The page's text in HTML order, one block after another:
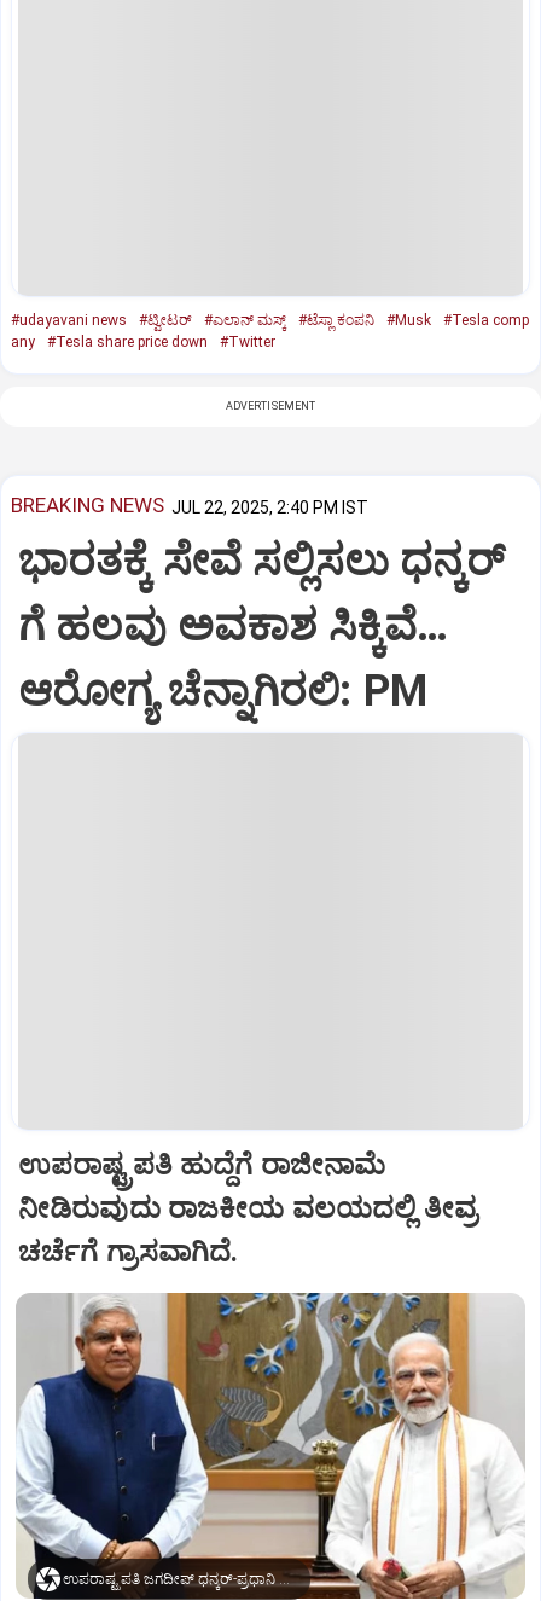
#udayavani news #ಟ್ವೀಟರ್‌ #ಎಲಾನ್‌ ಮಸ್ಕ್ #ಟೆಸ್ಲಾ ಕಂಪನಿ #Musk
#Tesla comp
any
#Tesla share price down #Twitter
ADVERTISEMENT
BREAKING NEWS JUL 22, 2025, 2:40 PM IST
ಭಾರತಕ್ಕೆ ಸೇವೆ ಸಲ್ಲಿಸಲು ಧನ್ಕರ್‌
ಗೆ ಹಲವು ಅವಕಾಶ ಸಿಕ್ಕಿವೆ…
ಆರೋಗ್ಯ ಚೆನ್ನಾಗಿರಲಿ: PM
ಉಪರಾಷ್ಟ್ರಪತಿ ಹುದ್ದೆಗೆ ರಾಜೀನಾಮೆ
ನೀಡಿರುವುದು ರಾಜಕೀಯ ವಲಯದಲ್ಲಿ ತೀವ್ರ
ಚರ್ಚೆಗೆ ಗ್ರಾಸವಾಗಿದೆ.
ಉಪರಾಷ್ಟ್ರಪತಿ ಜಗದೀಪ್‌ ಧನ್ಕರ್-ಪ್ರಧಾನಿ ಮೋದಿ